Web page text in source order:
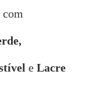
com
e Lacre